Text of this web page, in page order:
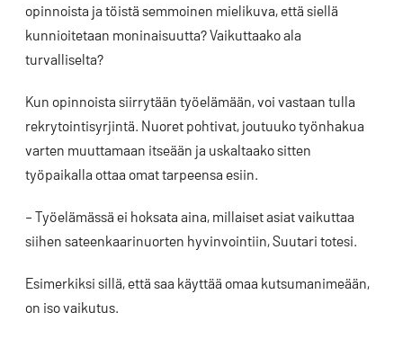
opinnoista ja töistä semmoinen mielikuva, että siellä
kunnioitetaan moninaisuutta? Vaikuttaako ala
turvalliselta?
Kun opinnoista siirrytään työelämään, voi vastaan tulla
rekrytointisyrjintä. Nuoret pohtivat, joutuuko työnhakua
varten muuttamaan itseään ja uskaltaako sitten
työpaikalla ottaa omat tarpeensa esiin.
– Työelämässä ei hoksata aina, millaiset asiat vaikuttaa
siihen sateenkaarinuorten hyvinvointiin, Suutari totesi.
Esimerkiksi sillä, että saa käyttää omaa kutsumanimeään,
on iso vaikutus.